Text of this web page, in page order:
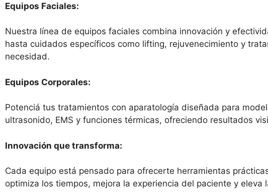
Equipos Faciales:
Nuestra línea de equipos faciales combina innovación y
hasta cuidados específicos como lifting, rejuvenecimiento y
necesidad.
Equipos Corporales:
Potenciá tus tratamientos con aparatología diseñada para
ultrasonido, EMS y funciones térmicas, ofreciendo resultados
Innovación que transforma:
Cada equipo está pensado para ofrecerte herramientas
optimiza los tiempos, mejora la experiencia del paciente y